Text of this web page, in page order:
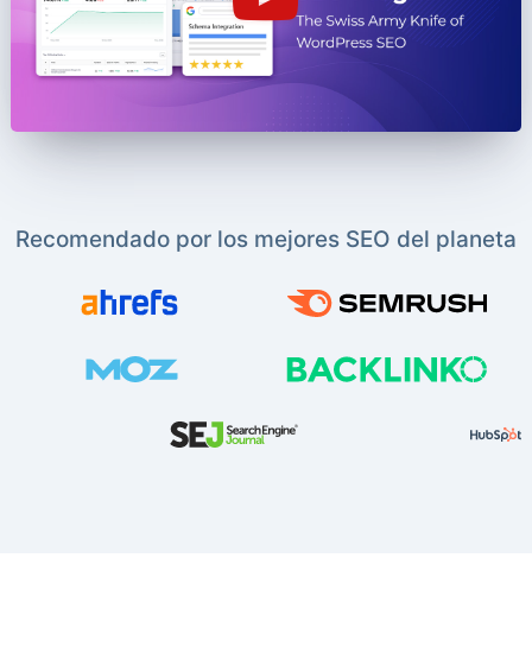
Recomendado por los mejores SEO del planeta